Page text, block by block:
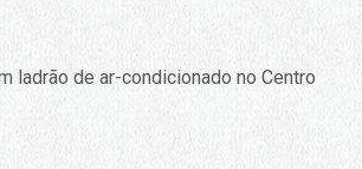
ladrão de ar-condicionado no Centro